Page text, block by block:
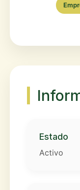
Estado
Activo